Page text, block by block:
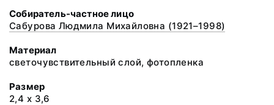
Собиратель-частное лицо
Сабурова Людмила Михайловна (1921–1998)
Материал
светочувствительный слой, фотопленка
Размер
2,4 х 3,6